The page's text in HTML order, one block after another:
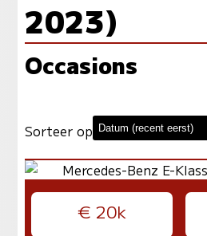
2023)
Occasions
Sorteer op
€ 20k